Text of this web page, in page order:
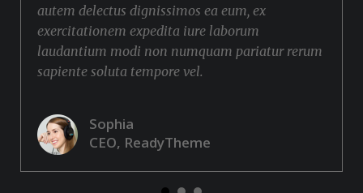
autem delectus dignissimos ea eum, ex
exercitationem expedita iure laborum
laudantium modi non numquam pariatur rerum
sapiente soluta tempore vel.
Sophia
CEO, ReadyTheme